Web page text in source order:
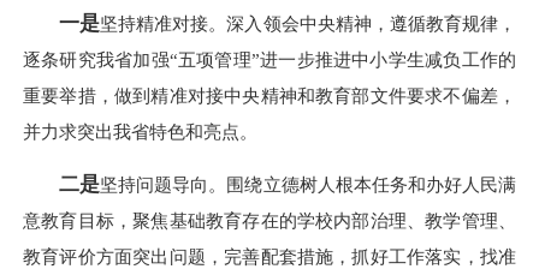
一是坚持精准对接。深入领会中央精神，遵循教育规律，
逐条研究我省加强“五项管理”进一步推进中小学生减负工作的
重要举措，做到精准对接中央精神和教育部文件要求不偏差，
并力求突出我省特色和亮点。
二是坚持问题导向。围绕立德树人根本任务和办好人民满
意教育目标，聚焦基础教育存在的学校内部治理、教学管理、
教育评价方面突出问题，完善配套措施，抓好工作落实，找准